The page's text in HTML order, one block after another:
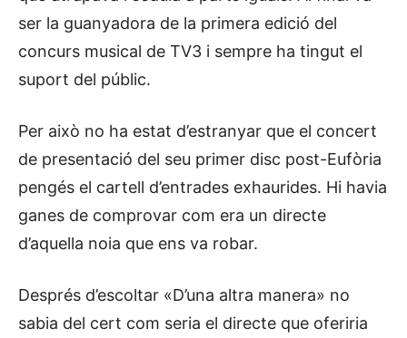
ser la guanyadora de la primera edició del
concurs musical de TV3 i sempre ha tingut el
suport del públic.
Per això no ha estat d’estranyar que el concert
de presentació del seu primer disc post-Eufòria
pengés el cartell d’entrades exhaurides. Hi havia
ganes de comprovar com era un directe
d’aquella noia que ens va robar.
Després d’escoltar «D’una altra manera» no
sabia del cert com seria el directe que oferiria